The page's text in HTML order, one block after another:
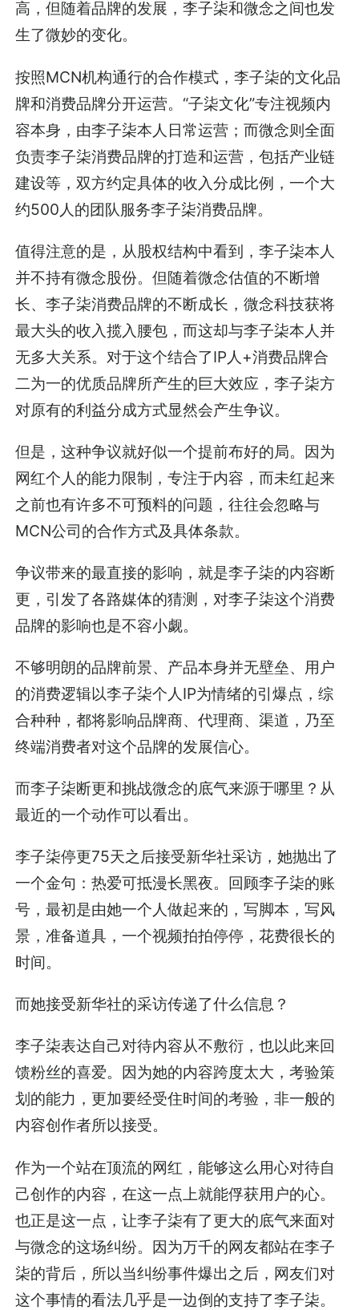
高，但随着品牌的发展，李子柒和微念之间也发
生了微妙的变化。
按照MCN机构通行的合作模式，李子柒的文化品
牌和消费品牌分开运营。“子柒文化”专注视频内
容本身，由李子柒本人日常运营；而微念则全面
负责李子柒消费品牌的打造和运营，包括产业链
建设等，双方约定具体的收入分成比例，一个大
约500人的团队服务李子柒消费品牌。
值得注意的是，从股权结构中看到，李子柒本人
并不持有微念股份。但随着微念估值的不断增
长、李子柒消费品牌的不断成长，微念科技获将
最大头的收入揽入腰包，而这却与李子柒本人并
无多大关系。对于这个结合了IP人+消费品牌合
二为一的优质品牌所产生的巨大效应，李子柒方
对原有的利益分成方式显然会产生争议。
但是，这种争议就好似一个提前布好的局。因为
网红个人的能力限制，专注于内容，而未红起来
之前也有许多不可预料的问题，往往会忽略与
MCN公司的合作方式及具体条款。
争议带来的最直接的影响，就是李子柒的内容断
更，引发了各路媒体的猜测，对李子柒这个消费
品牌的影响也是不容小觑。
不够明朗的品牌前景、产品本身并无壁垒、用户
的消费逻辑以李子柒个人IP为情绪的引爆点，综
合种种，都将影响品牌商、代理商、渠道，乃至
终端消费者对这个品牌的发展信心。
而李子柒断更和挑战微念的底气来源于哪里？从
最近的一个动作可以看出。
李子柒停更75天之后接受新华社采访，她抛出了
一个金句：热爱可抵漫长黑夜。回顾李子柒的账
号，最初是由她一个人做起来的，写脚本，写风
景，准备道具，一个视频拍拍停停，花费很长的
时间。
而她接受新华社的采访传递了什么信息？
李子柒表达自己对待内容从不敷衍，也以此来回
馈粉丝的喜爱。因为她的内容跨度太大，考验策
划的能力，更加要经受住时间的考验，非一般的
内容创作者所以接受。
作为一个站在顶流的网红，能够这么用心对待自
己创作的内容，在这一点上就能俘获用户的心。
也正是这一点，让李子柒有了更大的底气来面对
与微念的这场纠纷。因为万千的网友都站在李子
柒的背后，所以当纠纷事件爆出之后，网友们对
这个事情的看法几乎是一边倒的支持了李子柒。